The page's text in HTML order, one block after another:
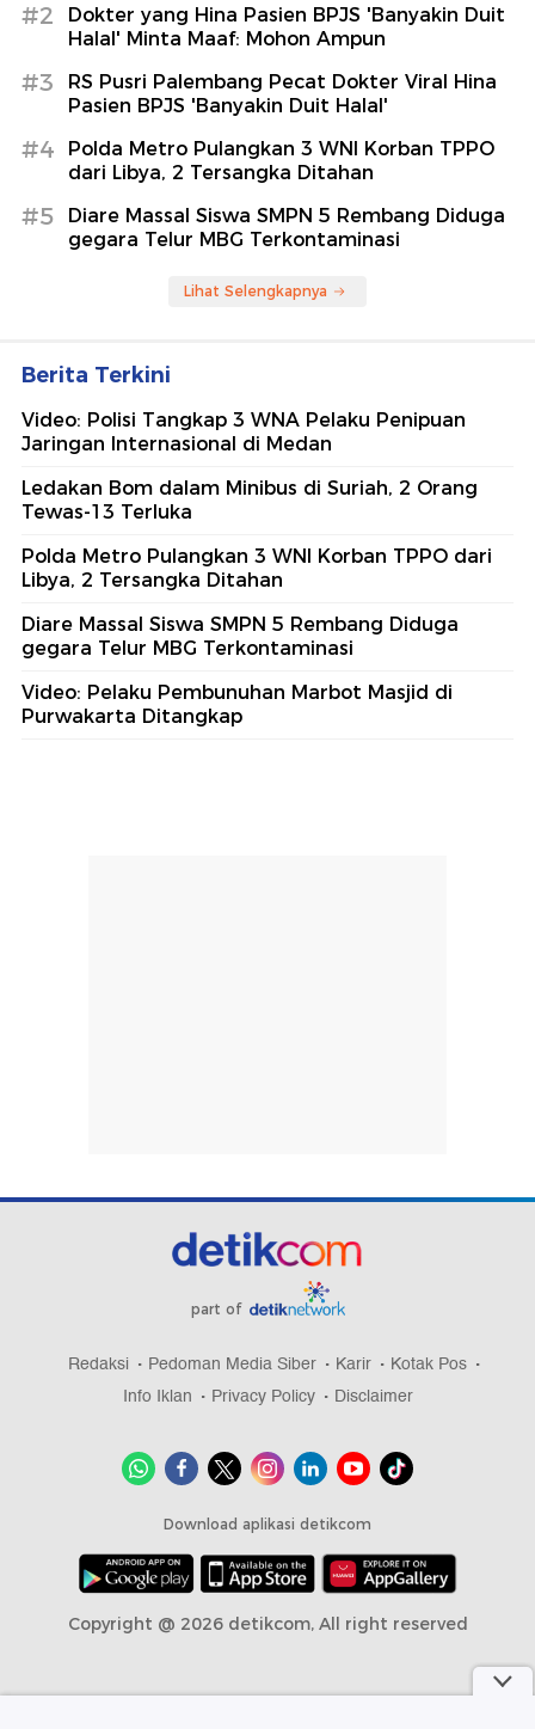
#2
Dokter yang Hina Pasien BPJS 'Banyakin Duit
Halal' Minta Maaf: Mohon Ampun
#3
RS Pusri Palembang Pecat Dokter Viral Hina
Pasien BPJS 'Banyakin Duit Halal'
#4
Polda Metro Pulangkan 3 WNI Korban TPPO
dari Libya, 2 Tersangka Ditahan
#5
Diare Massal Siswa SMPN 5 Rembang Diduga
gegara Telur MBG Terkontaminasi
Lihat Selengkapnya
Berita Terkini
Video: Polisi Tangkap 3 WNA Pelaku Penipuan
Jaringan Internasional di Medan
Ledakan Bom dalam Minibus di Suriah, 2 Orang
Tewas-13 Terluka
Polda Metro Pulangkan 3 WNI Korban TPPO dari
Libya, 2 Tersangka Ditahan
Diare Massal Siswa SMPN 5 Rembang Diduga
gegara Telur MBG Terkontaminasi
Video: Pelaku Pembunuhan Marbot Masjid di
Purwakarta Ditangkap
part of
Redaksi Pedoman Media Siber Karir
Kotak Pos
Info Iklan
Privacy Policy Disclaimer
Download aplikasi detikcom
Copyright @ 2026 detikcom, All right reserved